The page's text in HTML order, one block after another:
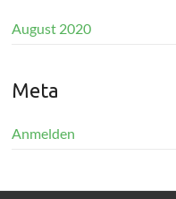
August 2020
Meta
Anmelden